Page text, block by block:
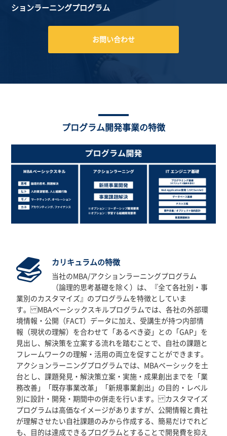
ションラーニングプログラム
お問い合わせ
プログラム開発事業の特徴
カリキュラムの特徴
当社のMBA/アクションラーニングプログラム
（論理的思考基礎を除く）は、『全て各社別・事
業別のカスタマイズ』のプログラムを特徴としていま
す。 MBAベーシックスキルプログラムでは、各社の外部環
境情報・公開（FACT）データに加え、受講生が持つ内部情
報（現状の理解）を合わせて「あるべき姿」との「GAP」を
見出し、解決策を立案する流れを踏むことで、自社の課題と
フレームワークの理解・活用の両立を促すことができます。
アクションラーニングプログラムでは、MBAベーシックを土
台とし、課題発見・解決策立案・実施・成果創出までを「業
務改善」「既存事業改革」「新規事業創出」の目的・レベル
別に設計・開発・期間中の併走を行います。 カスタマイズ
プログラムは高価なイメージがありますが、公開情報と貴社
が理解させたい自社課題のみから作成する、簡易だけでれど
も、目的は達成できるプログラムとすることで開発費を抑え